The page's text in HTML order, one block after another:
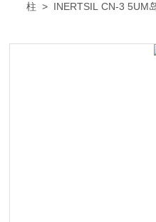
柱 > INERTSIL CN-3 5UM